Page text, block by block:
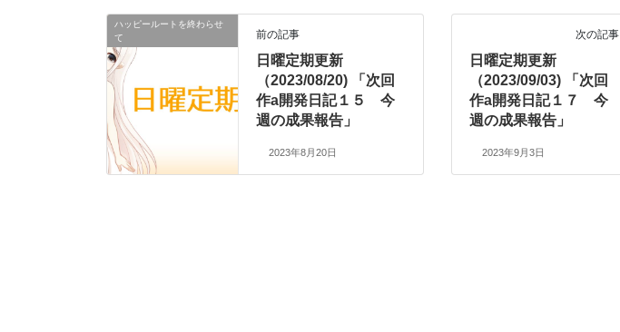
ハッピールートを終わらせ
て
前の記事
日曜定期更新
（2023/08/20) 「次回
作a開発日記１５ 今
週の成果報告」
2023年8月20日
次の記事
日曜定期更新
（2023/09/03) 「次回
作a開発日記１７ 今
週の成果報告」
2023年9月3日